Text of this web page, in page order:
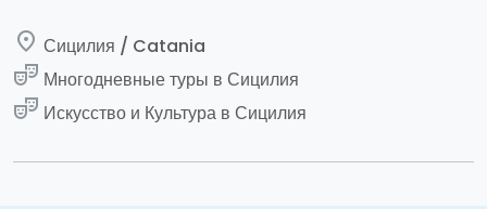
place Сицилия / Catania
theater_comedy Многодневные туры в Сицилия
theater_comedy Искусство и Культура в Сицилия